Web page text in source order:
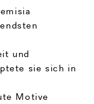
und
sie sich in
Motive